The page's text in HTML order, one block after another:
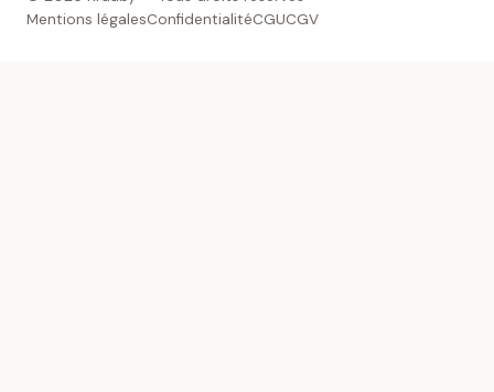
Mentions légalesConfidentialitéCGUCGV